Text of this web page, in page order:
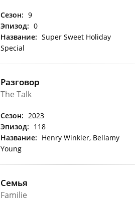
Сезон: 9
Эпизод: 0
Название: Super Sweet Holiday
Special
Разговор
The Talk
Сезон: 2023
Эпизод: 118
Название: Henry Winkler, Bellamy
Young
Семья
Familie